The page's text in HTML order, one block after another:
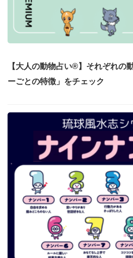
【大人の動物占い®】それぞれの
ーごとの特徴」をチェック